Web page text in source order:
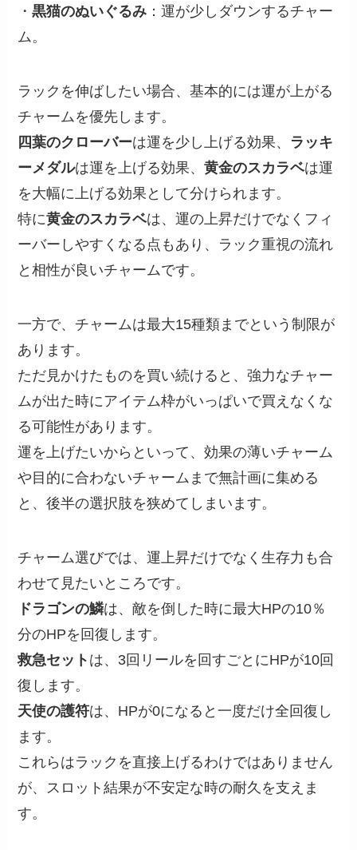
・黒猫のぬいぐるみ ：運が少しダウンするチャー
ム。
ラックを伸ばしたい場合、基本的には運が上がる
チャームを優先します。
四葉のクローバーは運を少し上げる効果、 ラッキ
ーメダルは運を上げる効果、黄金のスカラベは運
を大幅に上げる効果として分けられます。
特に黄金のスカラベは、運の上昇だけでなくフィ
ーバーしやすくなる点もあり、ラック重視の流れ
と相性が良いチャームです。
一方で、チャームは最大15種類までという制限が
あります。
ただ見かけたものを買い続けると、強力なチャー
ムが出た時にアイテム枠がいっぱいで買えなくな
る可能性があります。
運を上げたいからといって、効果の薄いチャーム
や目的に合わないチャームまで無計画に集める
と、後半の選択肢を狭めてしまいます。
チャーム選びでは、運上昇だけでなく生存力も合
わせて見たいところです。
ドラゴンの鱗は、敵を倒した時に最大HPの10％
分のHPを回復します。
救急セット は、3回リールを回すごとにHPが10回
復します。
天使の護符は、HPが0になると一度だけ全回復し
ます。
これらはラックを直接上げるわけではありません
が、スロット結果が不安定な時の耐久を支えま
す。